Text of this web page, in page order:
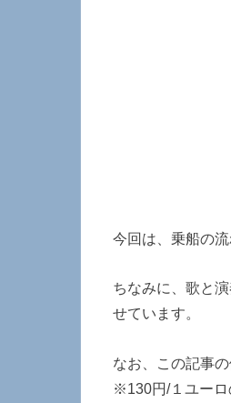
今回は、乗船の
ちなみに、歌と
せています。
なお、この記事
※130円/１ユーロ